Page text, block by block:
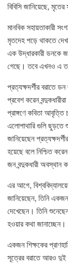
বিবিসি জানিয়েছে,
মানবিক সহায়তাকারী
মৃতদেহ পড়ে থাকতে
এক উদ্ধারকারী ডনকে
গেছে। তবে এখনও এ
প্রত্যক্ষদর্শীর বরাতে
প্রবেশ করেন
প্রাঙ্গণে কবিতা আবৃত্তি
এলোপাথারি গুলি ছুড়তে
জানিয়েছেন
হয়েছে বলে নিশ্চিত
জন বন্দুকধারী অবস্থান
এর আগে,
জানিয়েছেন, তিনি
দেখেছেন। তিনি
হওয়ার কথা জানাচ্ছেন।
একজন শিক্ষকের
সূত্রের বরাতে আরও দুই